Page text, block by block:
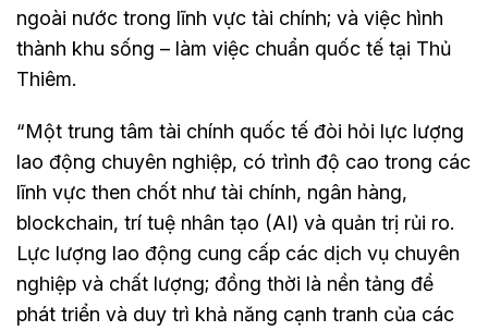
ngoài nước trong lĩnh vực tài chính; và việc hình
thành khu sống – làm việc chuẩn quốc tế tại Thủ
Thiêm.
“Một trung tâm tài chính quốc tế đòi hỏi lực lượng
lao động chuyên nghiệp, có trình độ cao trong các
lĩnh vực then chốt như tài chính, ngân hàng,
blockchain, trí tuệ nhân tạo (AI) và quản trị rủi ro.
Lực lượng lao động cung cấp các dịch vụ chuyên
nghiệp và chất lượng; đồng thời là nền tảng để
phát triển và duy trì khả năng cạnh tranh của các